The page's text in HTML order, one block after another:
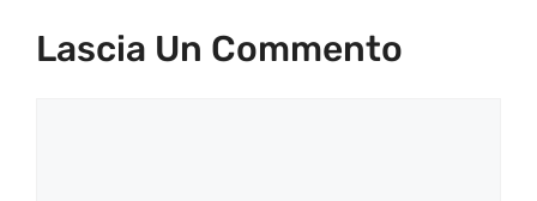
Lascia Un Commento